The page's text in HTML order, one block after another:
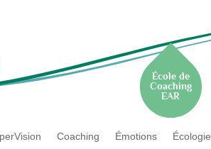
École de
Coaching
EAR
Coaching Émotions Écologie